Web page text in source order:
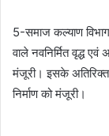
5-समाज कल्याण
वाले नवनिर्मित वृद्ध
मंजूरी। इसके
निर्माण को मंजूरी।